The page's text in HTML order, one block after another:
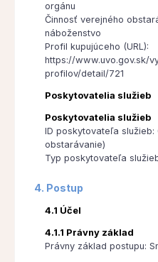
orgánu
Činnosť verejného
náboženstvo
Profil kupujúceho (URL):
https://www.uvo.gov.sk/
profilov/detail/721
Poskytovatelia služieb
Poskytovatelia služieb
ID poskytovateľa služieb:
obstarávanie)
Typ poskytovateľa
4. Postup
4.1 Účel
4.1.1 Právny základ
Právny základ postupu: